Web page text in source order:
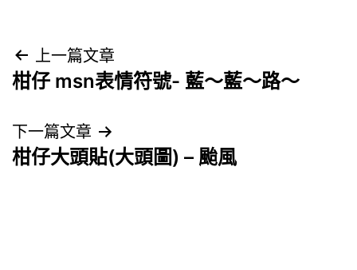
文
章
導
覽
上一篇文章
柑仔 msn表情符號- 藍～藍～路～
下一篇文章
柑仔大頭貼(大頭圖) – 颱風